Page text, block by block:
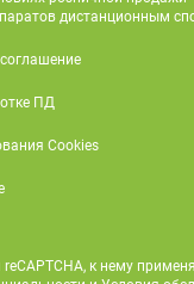
дистанционным
ПД
Cookies
к нему